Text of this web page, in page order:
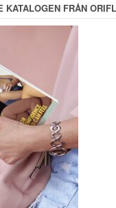
KATALOGEN FRÅN